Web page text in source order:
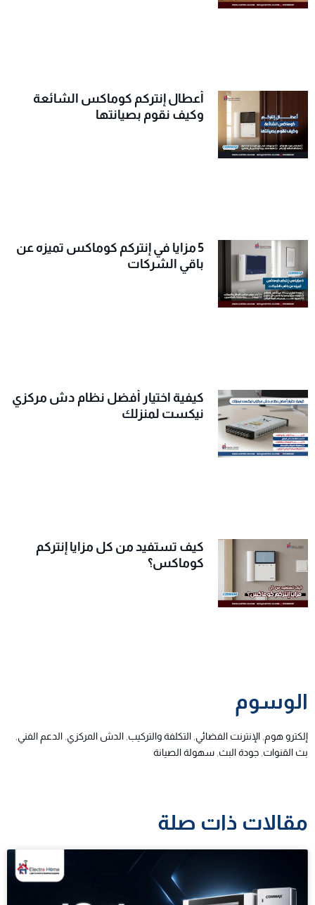
أعطال إنتركم كوماكس الشائعة
وكيف نقوم بصيانتها
5 مزايا في إنتركم كوماكس تميزه عن
باقي الشركات
كيفية اختيار أفضل نظام دش مركزي
نيكست لمنزلك
كيف تستفيد من كل مزايا إنتركم
كوماكس؟
الوسوم
إلكترو هوم الإنترنت الفضائي التكلفة والتركيب الدش المركزي الدعم الفني
بث القنوات جودة البث سهولة الصيانة
مقالات ذات صلة